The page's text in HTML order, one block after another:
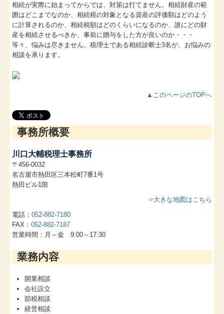
相続が実際に始まってからでは、対策は打てません。相続財産の範
囲はどこまでなのか、相続税の対象となる資産の評価額はどのよう
に計算されるのか、相続税額はどのくらいになるのか、誰にどの財
産を相続させるべきか、事前に贈与をした方が良いのか・・・
等々、悩みは尽きません。税理士である相続診断士3名が、お悩みの
相談を承ります。
▲このページのTOPへ
事務所概要
川口大輔税理士事務所
〒456-0032
名古屋市熱田区三本松町7番1号
熱田ビル1階
⇒大きな地図はこちら
電話：052‐882-7180
FAX：052-882-7187
営業時間：月～金 9:00～17:30
業務内容
開業相談
会社設立
節税相談
経営相談